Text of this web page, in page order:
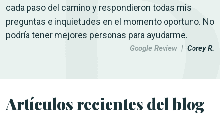
cada paso del camino y respondieron todas mis
preguntas e inquietudes en el momento oportuno. No
podría tener mejores personas para ayudarme.
Google Review | Corey R.
Artículos recientes del blog